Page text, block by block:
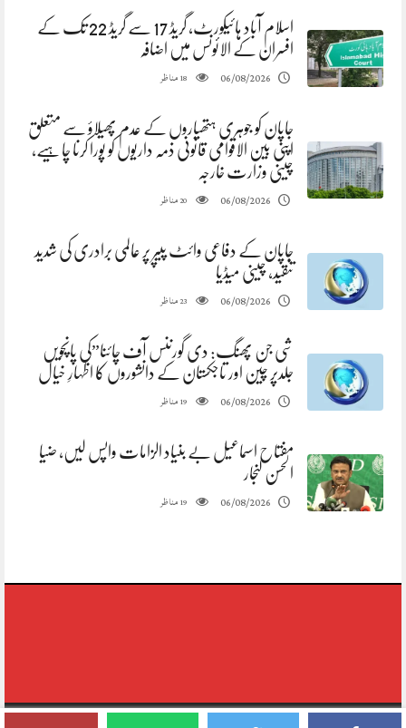
اسلام آباد ہائیکورٹ، گریڈ 17 سے گریڈ 22 تک کے
افسران کے الائونس میں اضافہ
06/08/2026
18مناظر
جاپان کو جوہری ہتھیاروں کے عدم پھیلاؤ سے متعلق
اپنی بین الاقوامی قانونی ذمہ داریوں کو پورا کرنا چاہیے،
چینی وزارت خارجہ
06/08/2026
20مناظر
جاپان کے دفاعی وائٹ پیپر پر عالمی برادری کی شدید
تنقید، چینی میڈیا
06/08/2026
23مناظر
شی جن پھنگ: دی گورننس آف چائنا”کی پانچویں
جلدپر چین اور تاجکستان کے دانشوروں کا اظہارِ خیال
06/08/2026
19مناظر
مفتاح اسماعیل بے بنیاد الزامات واپس لیں، ضیا
الحسن لنجار
06/08/2026
19مناظر